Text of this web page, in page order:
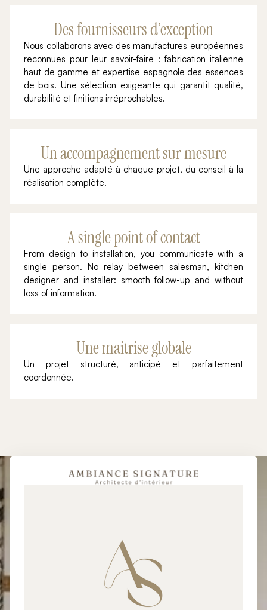
Des fournisseurs d’exception
Nous collaborons avec des manufactures européennes
reconnues pour leur savoir-faire : fabrication italienne
haut de gamme et expertise espagnole des essences
de bois. Une sélection exigeante qui garantit qualité,
durabilité et finitions irréprochables.
Un accompagnement sur mesure
Une approche adapté à chaque projet, du conseil à la
réalisation complète.
A single point of contact
From design to installation, you communicate with a
single person. No relay between salesman, kitchen
designer and installer: smooth follow-up and without
loss of information.
Une maitrise globale
Un projet structuré, anticipé et parfaitement
coordonnée.